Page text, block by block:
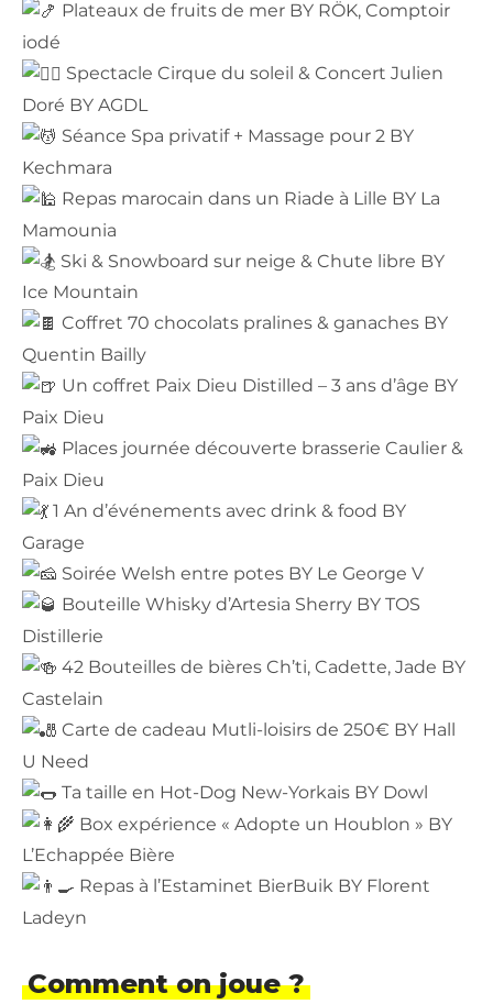
Plateaux de fruits de mer BY RÖK, Comptoir
iodé
Spectacle Cirque du soleil & Concert Julien
Doré BY AGDL
Séance Spa privatif + Massage pour 2 BY
Kechmara
Repas marocain dans un Riade à Lille BY La
Mamounia
Ski & Snowboard sur neige & Chute libre BY
Ice Mountain
Coffret 70 chocolats pralines & ganaches BY
Quentin Bailly
Un coffret Paix Dieu Distilled – 3 ans d’âge BY
Paix Dieu
Places journée découverte brasserie Caulier &
Paix Dieu
1 An d’événements avec drink & food BY
Garage
Soirée Welsh entre potes BY Le George V
Bouteille Whisky d’Artesia Sherry BY TOS
Distillerie
42 Bouteilles de bières Ch’ti, Cadette, Jade BY
Castelain
Carte de cadeau Mutli-loisirs de 250€ BY Hall
U Need
Ta taille en Hot-Dog New-Yorkais BY Dowl
Box expérience « Adopte un Houblon » BY
L’Echappée Bière
Repas à l’Estaminet BierBuik BY Florent
Ladeyn
Comment on joue ?